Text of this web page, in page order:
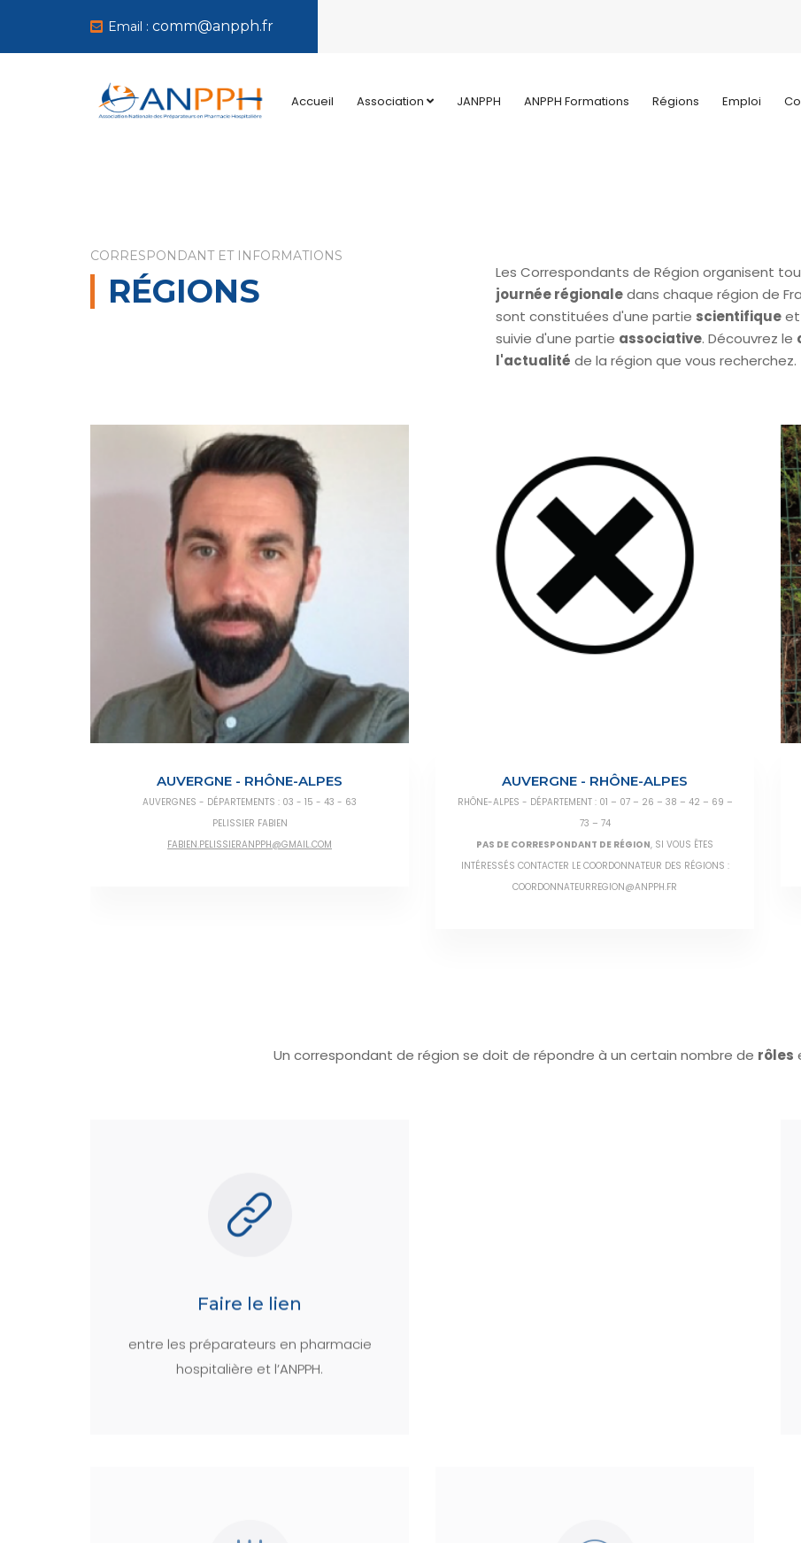
Email : comm@anpph.fr
Accueil Association JANPPH ANPPH Formations Régions Emploi
CORRESPONDANT ET INFORMATIONS
RÉGIONS
Les Correspondants de Région organisent
journée régionaledans chaque région de
sont constituées d'une partie scientifiqueet
suivie d'une partie associative. Découvrez le
l'actualité de la région que vous recherchez.
AUVERGNE - RHÔNE-ALPES
RHÔNE-ALPES - DÉPARTEMENT : 01 – 07 – 26 – 38 – 42 – 69 –
73 – 74
PAS DE CORRESPONDANT DE RÉGION, SI VOUS ÊTES
BOURGOGNE-FRANCHE-COMTÉ
DÉPARTEMENTS : 21 – 58 – 71 – 89
DUVERNOIS THIERRY
DUVERNOIS.TH@HOTMAIL.FR
Un correspondant de région se doit de répondre à un certain nombre de rôles
Faire le lien
entre les préparateurs en pharmacie
hospitalière et l’ANPPH.